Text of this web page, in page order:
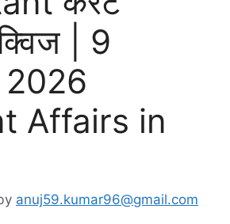
| 9
Affairs in
anuj59.kumar96@gmail.com